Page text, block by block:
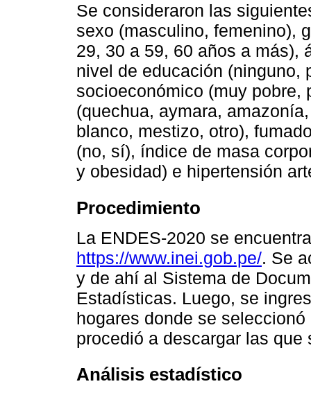
Se consideraron las
sexo (masculino, femenino),
29, 30 a 59, 60 años a más),
nivel de educación (ninguno,
socioeconómico (muy pobre,
(quechua, aymara,
blanco, mestizo, otro),
(no, sí), índice de masa
y obesidad) e hipertensión
Procedimiento
La ENDES-2020 se
https://www.inei.gob.pe/. Se
y de ahí al Sistema de
Estadísticas. Luego, se
hogares donde se
procedió a descargar las
Análisis estadístico